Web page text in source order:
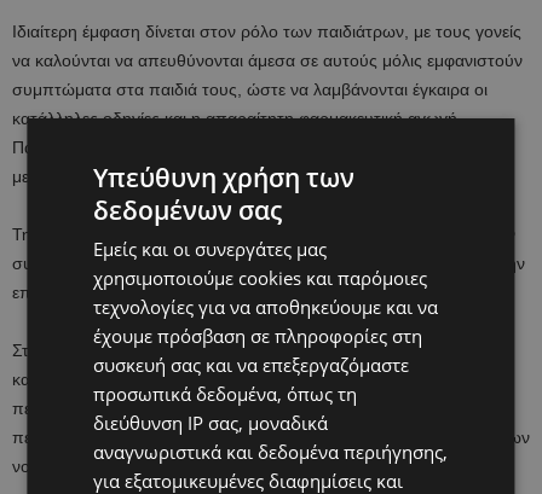
Ιδιαίτερη έμφαση δίνεται στον ρόλο των παιδιάτρων, με τους γονείς
να καλούνται να απευθύνονται άμεσα σε αυτούς μόλις εμφανιστούν
συμπτώματα στα παιδιά τους, ώστε να λαμβάνονται έγκαιρα οι
κατάλληλες οδηγίες και η απαραίτητη φαρμακευτική αγωγή.
Παράλληλα, συστήνεται ο κατ’ οίκον περιορισμός και η αποφυγή
μετάβασης στα σχολεία όταν τα παιδιά νοσούν.
Την ίδια ώρα, τονίζεται η σημασία της τήρησης των εμβολιαστικών
συστάσεων, ιδιαίτερα για τις ομάδες υψηλού κινδύνου, τόσο για την
εποχική γρίπη όσο και για τον RSV στα μικρότερα παιδιά.
Στο επίκεντρο παραμένουν και τα βασικά μέτρα ατομικής υγιεινής,
καθώς και η αποφυγή συγχρωτισμού και επισκέψεων σε
περιβάλλοντα όπου καταγράφονται λοιμώξεις, με στόχο τον
περιορισμό της διασποράς των ιώσεων και την αποσυμφόρηση των
νοσηλευτηρίων.
Υπεύθυνη χρήση των
δεδομένων σας
Εμείς και οι συνεργάτες μας
χρησιμοποιούμε cookies και παρόμοιες
τεχνολογίες για να αποθηκεύουμε και να
έχουμε πρόσβαση σε πληροφορίες στη
συσκευή σας και να επεξεργαζόμαστε
προσωπικά δεδομένα, όπως τη
διεύθυνση IP σας, μοναδικά
αναγνωριστικά και δεδομένα περιήγησης,
για εξατομικευμένες διαφημίσεις και